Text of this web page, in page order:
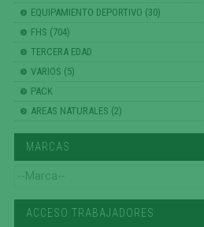
EQUIPAMIENTO DEPORTIVO (30)
FHS (704)
TERCERA EDAD
VARIOS (5)
PACK
AREAS NATURALES (2)
MARCAS
ACCESO TRABAJADORES